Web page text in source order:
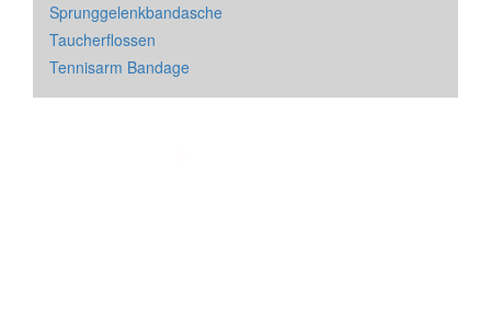
Sprunggelenkbandasche
Taucherflossen
Tennisarm Bandage